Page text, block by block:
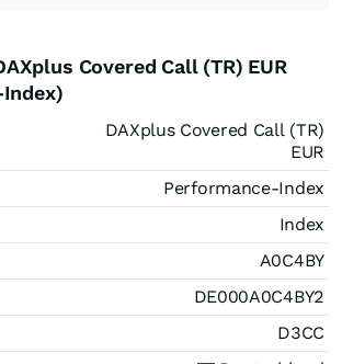
Covered Call (TR) EUR
DAXplus Covered Call (TR)
EUR
Performance-Index
Index
A0C4BY
DE000A0C4BY2
D3CC